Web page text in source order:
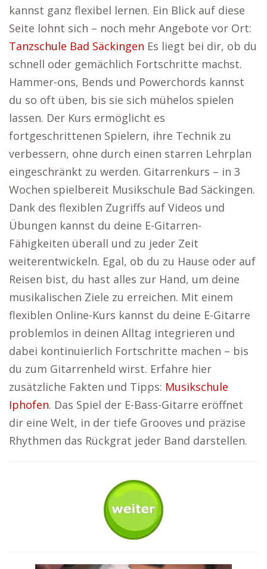
kannst ganz flexibel lernen. Ein Blick auf diese
Seite lohnt sich – noch mehr Angebote vor Ort:
Tanzschule Bad Säckingen Es liegt bei dir, ob du
schnell oder gemächlich Fortschritte machst.
Hammer-ons, Bends und Powerchords kannst
du so oft üben, bis sie sich mühelos spielen
lassen. Der Kurs ermöglicht es
fortgeschrittenen Spielern, ihre Technik zu
verbessern, ohne durch einen starren Lehrplan
eingeschränkt zu werden. Gitarrenkurs – in 3
Wochen spielbereit Musikschule Bad Säckingen.
Dank des flexiblen Zugriffs auf Videos und
Übungen kannst du deine E-Gitarren-
Fähigkeiten überall und zu jeder Zeit
weiterentwickeln. Egal, ob du zu Hause oder auf
Reisen bist, du hast alles zur Hand, um deine
musikalischen Ziele zu erreichen. Mit einem
flexiblen Online-Kurs kannst du deine E-Gitarre
problemlos in deinen Alltag integrieren und
dabei kontinuierlich Fortschritte machen – bis
du zum Gitarrenheld wirst. Erfahre hier
zusätzliche Fakten und Tipps: Musikschule
Iphofen. Das Spiel der E-Bass-Gitarre eröffnet
dir eine Welt, in der tiefe Grooves und präzise
Rhythmen das Rückgrat jeder Band darstellen.